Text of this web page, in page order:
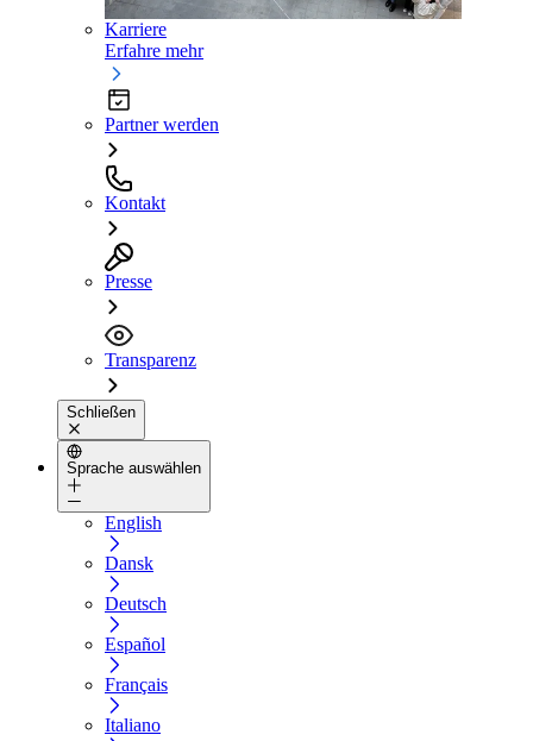
Karriere
Erfahre mehr
Partner werden
Kontakt
Presse
Transparenz
Schließen
Sprache auswählen
English
Dansk
Deutsch
Español
Français
Italiano